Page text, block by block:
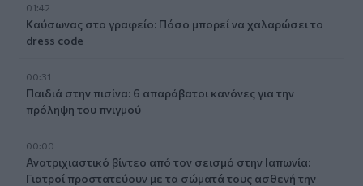
01:42
Καύσωνας στο γραφείο: Πόσο μπορεί να χαλαρώσει το
dress code
00:31
Παιδιά στην πισίνα: 6 απαράβατοι κανόνες για την
πρόληψη του πνιγμού
00:00
Ανατριχιαστικό βίντεο από τον σεισμό στην Ιαπωνία:
Γιατροί προστατεύουν με τα σώματά τους ασθενή την